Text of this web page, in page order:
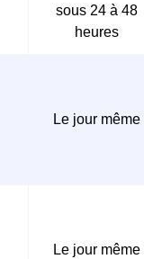
sous 24 à 48
heures
Le jour même
Le jour même